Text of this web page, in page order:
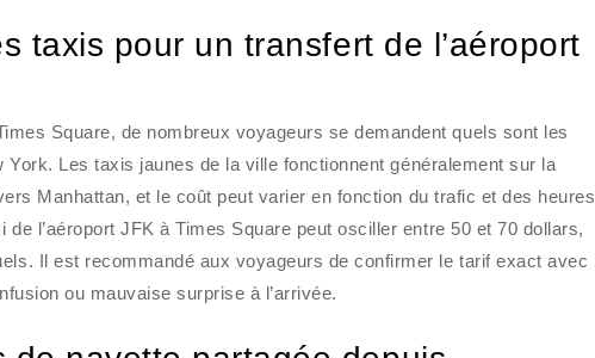
taxis pour un transfert de l’aéroport
Square, de nombreux voyageurs se demandent quels sont les
Les taxis jaunes de la ville fonctionnent généralement sur la
Manhattan, et le coût peut varier en fonction du trafic et des heures
l’aéroport JFK à Times Square peut osciller entre 50 et 70 dollars,
Il est recommandé aux voyageurs de confirmer le tarif exact avec
ou mauvaise surprise à l’arrivée.